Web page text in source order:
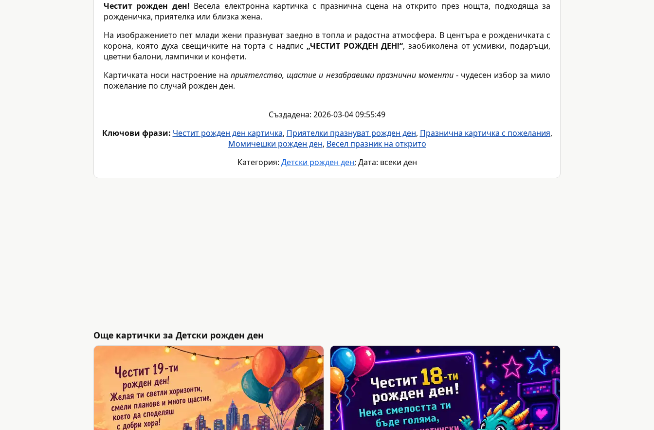
Честит рожден ден! Весела електронна картичка с празнична сцена на открито през нощта, подходяща за
рожденичка, приятелка или близка жена.
На изображението пет млади жени празнуват заедно в топла и радостна атмосфера. В центъра е рожденичката с
корона, която духа свещичките на торта с надпис „ЧЕСТИТ РОЖДЕН ДЕН!“, заобиколена от усмивки, подаръци,
цветни балони, лампички и конфети.
Картичката носи настроение наприятелство, щастие и незабравими празнични моменти- чудесен избор за мило
пожелание по случай рожден ден.
Създадена: 2026-03-04 09:55:49
Ключови фрази: Честит рожден ден картичка, Приятелки празнуват рожден ден, Празнична картичка с пожелания,
Момичешки рожден ден, Весел празник на открито
Категория: Детски рожден ден; Дата: всеки ден
Още картички за Детски рожден ден